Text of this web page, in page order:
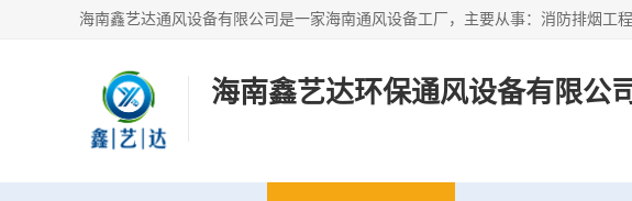
海南鑫艺达环保通风设备有限公